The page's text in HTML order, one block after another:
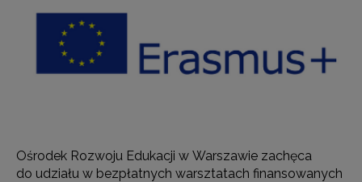
Ośrodek Rozwoju Edukacji w Warszawie zachęca
do udziału w bezpłatnych warsztatach finansowanych